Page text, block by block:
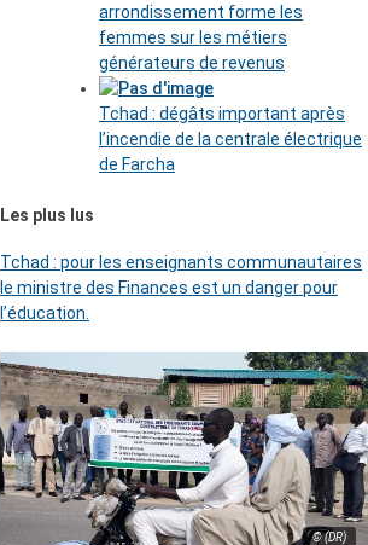
arrondissement forme les
femmes sur les métiers
générateurs de revenus
Tchad : dégâts important après
l’incendie de la centrale électrique
de Farcha
Les plus lus
Tchad : pour les enseignants communautaires
le ministre des Finances est un danger pour
l’éducation.
© (DR)